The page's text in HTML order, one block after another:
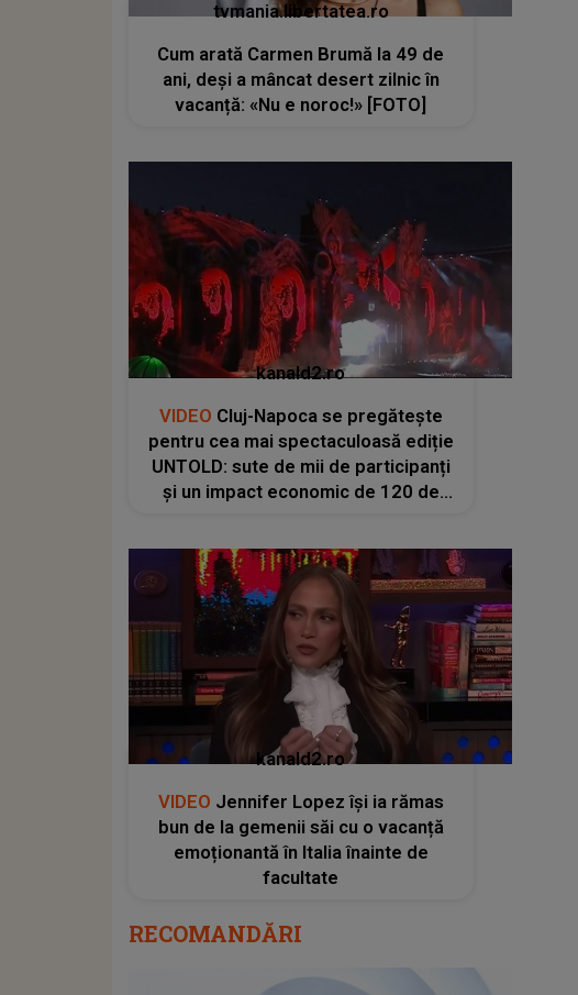
tvmania.libertatea.ro
Cum arată Carmen Brumă la 49 de
ani, deși a mâncat desert zilnic în
vacanță: «Nu e noroc!» [FOTO]
kanald2.ro
VIDEO Cluj-Napoca se pregătește
pentru cea mai spectaculoasă ediție
UNTOLD: sute de mii de participanți
și un impact economic de 120 de
kanald2.ro
VIDEO Jennifer Lopez își ia rămas
bun de la gemenii săi cu o vacanță
emoționantă în Italia înainte de
facultate
RECOMANDĂRI